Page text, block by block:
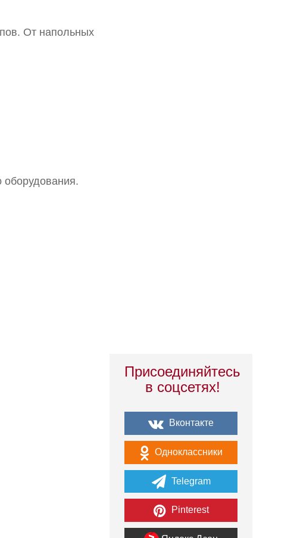
От напольных
оборудования.
Присоединяйтесь
в соцсетях!
Вконтакте
Одноклассники
Telegram
Pinterest